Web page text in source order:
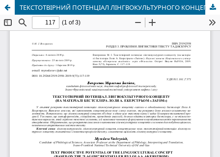
ТЕКСТОТВІРНИЙ ПОТЕНЦІАЛ ЛІНГВОКУЛЬТУРНОГО КОНЦЕПТУ (НА МАТЕРІАЛІ БЕСТСЕЛЕРА ЛОЛИ А. ЕКЕРСТРЬОМ «ЛАҐОМ»)